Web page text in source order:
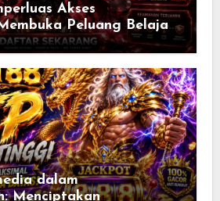
Akses
Peluang Belajar,
Informasi Tanpa
Digital
dalam
Menciptakan